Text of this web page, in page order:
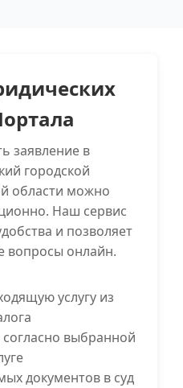
заявление в
городской
области можно
Наш сервис
и позволяет
вопросы онлайн.
услугу из
выбранной
документов в суд